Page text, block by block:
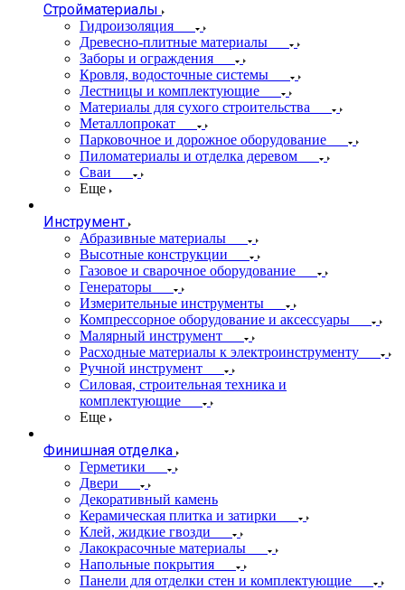
Стройматериалы
Гидроизоляция
Древесно-плитные материалы
Заборы и ограждения
Кровля, водосточные системы
Лестницы и комплектующие
Материалы для сухого строительства
Металлопрокат
Парковочное и дорожное оборудование
Пиломатериалы и отделка деревом
Сваи
Еще
Инструмент
Абразивные материалы
Высотные конструкции
Газовое и сварочное оборудование
Генераторы
Измерительные инструменты
Компрессорное оборудование и аксессуары
Малярный инструмент
Расходные материалы к электроинструменту
Ручной инструмент
Силовая, строительная техника и
комплектующие
Еще
Финишная отделка
Герметики
Двери
Декоративный камень
Керамическая плитка и затирки
Клей, жидкие гвозди
Лакокрасочные материалы
Напольные покрытия
Панели для отделки стен и комплектующие